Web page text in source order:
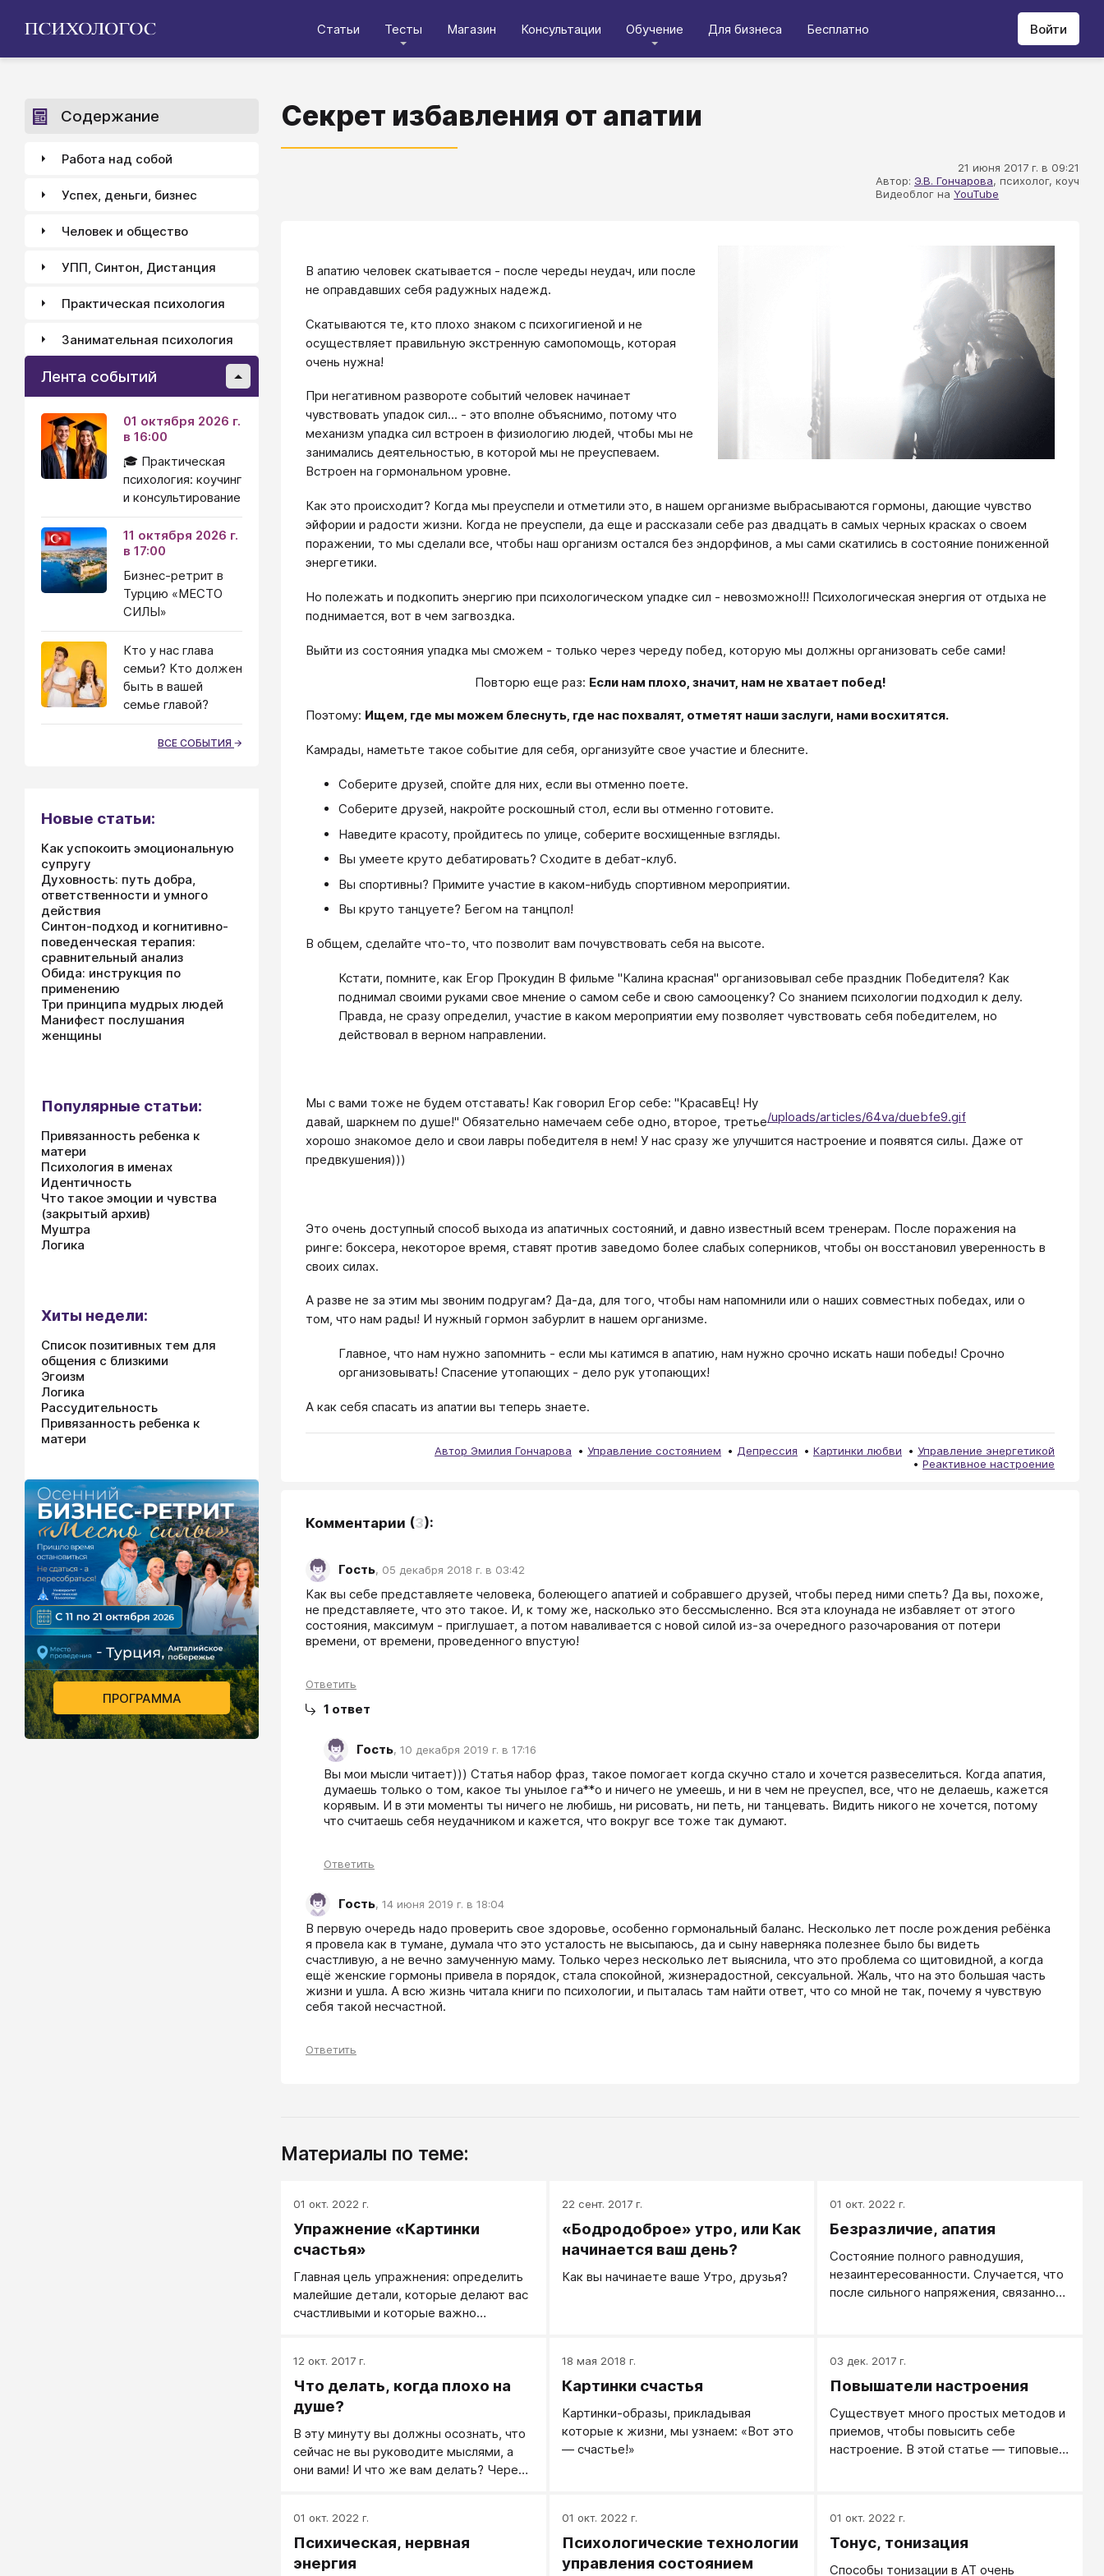
Статьи Тесты Магазин Консультации Обучение Для бизнеса Бесплатно Войти
Секрет избавления от апатии
21 июня 2017 г. в 09:21
Автор: Э.В. Гончарова, психолог, коуч
Видеоблог на YouTube
В апатию человек скатывается - после череды неудач, или после
не оправдавших себя радужных надежд.
Скатываются те, кто плохо знаком с психогигиеной и не
осуществляет правильную экстренную самопомощь, которая
очень нужна!
При негативном развороте событий человек начинает
чувствовать упадок сил... - это вполне объяснимо, потому что
механизм упадка сил встроен в физиологию людей, чтобы мы не
занимались деятельностью, в которой мы не преуспеваем.
Встроен на гормональном уровне.
Как это происходит? Когда мы преуспели и отметили это, в нашем организме выбрасываются гормоны, дающие чувство
эйфории и радости жизни. Когда не преуспели, да еще и рассказали себе раз двадцать в самых черных красках о своем
поражении, то мы сделали все, чтобы наш организм остался без эндорфинов, а мы сами скатились в состояние пониженной
энергетики.
Но полежать и подкопить энергию при психологическом упадке сил - невозможно!!! Психологическая энергия от отдыха не
поднимается, вот в чем загвоздка.
Выйти из состояния упадка мы сможем - только через череду побед, которую мы должны организовать себе сами!
Повторю еще раз: Если нам плохо, значит, нам не хватает побед!
Поэтому: Ищем, где мы можем блеснуть, где нас похвалят, отметят наши заслуги, нами восхитятся.
Камрады, наметьте такое событие для себя, организуйте свое участие и блесните.
Соберите друзей, спойте для них, если вы отменно поете.
Соберите друзей, накройте роскошный стол, если вы отменно готовите.
Наведите красоту, пройдитесь по улице, соберите восхищенные взгляды.
Вы умеете круто дебатировать? Сходите в дебат-клуб.
Вы спортивны? Примите участие в каком-нибудь спортивном мероприятии.
Вы круто танцуете? Бегом на танцпол!
В общем, сделайте что-то, что позволит вам почувствовать себя на высоте.
Кстати, помните, как Егор Прокудин В фильме "Калина красная" организовывал себе праздник Победителя? Как
поднимал своими руками свое мнение о самом себе и свою самооценку? Со знанием психологии подходил к делу.
Правда, не сразу определил, участие в каком мероприятии ему позволяет чувствовать себя победителем, но
действовал в верном направлении.
/uploads/articles/64va/duebfe9.gif
Мы с вами тоже не будем отставать! Как говорил Егор себе: "КрасавЕц! Ну
давай, шаркнем по душе!" Обязательно намечаем себе одно, второе, третье
хорошо знакомое дело и свои лавры победителя в нем! У нас сразу же улучшится настроение и появятся силы. Даже от
предвкушения)))
Это очень доступный способ выхода из апатичных состояний, и давно известный всем тренерам. После поражения на
ринге: боксера, некоторое время, ставят против заведомо более слабых соперников, чтобы он восстановил уверенность в
своих силах.
А разве не за этим мы звоним подругам? Да-да, для того, чтобы нам напомнили или о наших совместных победах, или о
том, что нам рады! И нужный гормон забурлит в нашем организме.
Главное, что нам нужно запомнить - если мы катимся в апатию, нам нужно срочно искать наши победы! Срочно
организовывать! Спасение утопающих - дело рук утопающих!
А как себя спасать из апатии вы теперь знаете.
Автор Эмилия Гончарова Управление состоянием Депрессия Картинки любви
Управление энергетикой
Реактивное настроение
Комментарии (3):
Гость, 05 декабря 2018 г. в 03:42
Как вы себе представляете человека, болеющего апатией и собравшего друзей, чтобы перед ними спеть? Да вы, похоже,
не представляете, что это такое. И, к тому же, насколько это бессмысленно. Вся эта клоунада не избавляет от этого
состояния, максимум - приглушает, а потом наваливается с новой силой из-за очередного разочарования от потери
времени, от времени, проведенного впустую!
Ответить
1 ответ
Гость, 10 декабря 2019 г. в 17:16
Вы мои мысли читает))) Статья набор фраз, такое помогает когда скучно стало и хочется развеселиться. Когда апатия,
думаешь только о том, какое ты унылое га**о и ничего не умеешь, и ни в чем не преуспел, все, что не делаешь, кажется
корявым. И в эти моменты ты ничего не любишь, ни рисовать, ни петь, ни танцевать. Видить никого не хочется, потому
что считаешь себя неудачником и кажется, что вокруг все тоже так думают.
Ответить
Гость, 14 июня 2019 г. в 18:04
В первую очередь надо проверить свое здоровье, особенно гормональный баланс. Несколько лет после рождения ребёнка
я провела как в тумане, думала что это усталость не высыпаюсь, да и сыну наверняка полезнее было бы видеть
счастливую, а не вечно замученную маму. Только через несколько лет выяснила, что это проблема со щитовидной, а когда
ещё женские гормоны привела в порядок, стала спокойной, жизнерадостной, сексуальной. Жаль, что на это большая часть
жизни и ушла. А всю жизнь читала книги по психологии, и пыталась там найти ответ, что со мной не так, почему я чувствую
себя такой несчастной.
Ответить
Материалы по теме:
01 окт. 2022 г.
Упражнение «Картинки
счастья»
Главная цель упражнения: определить
малейшие детали, которые делают вас
счастливыми и которые важно
22 сент. 2017 г.
«Бодродоброе» утро, или Как
начинается ваш день?
Как вы начинаете ваше Утро, друзья?
01 окт. 2022 г.
Безразличие, апатия
Состояние полного равнодушия,
незаинтересованности. Случается, что
после сильного напряжения, связанного
12 окт. 2017 г.
Что делать, когда плохо на
душе?
В эту минуту вы должны осознать, что
сейчас не вы руководите мыслями, а
они вами! И что же вам делать? Через
его чистить от «дурной химии крови»,
переключив свое внимание с мыслей-
убийц на простые физические
18 мая 2018 г.
Картинки счастья
Картинки-образы, прикладывая
которые к жизни, мы узнаем: «Вот это
— счастье!»
03 дек. 2017 г.
Повышатели настроения
Существует много простых методов и
приемов, чтобы повысить себе
настроение. В этой статье — типовые
01 окт. 2022 г.
Психическая, нервная
энергия
01 окт. 2022 г.
Психологические технологии
управления состоянием
01 окт. 2022 г.
Тонус, тонизация
Способы тонизации в АТ очень
Содержание
Работа над собой
Успех, деньги, бизнес
Человек и общество
УПП, Синтон, Дистанция
Практическая психология
Занимательная психология
Лента событий
01 октября 2026 г.
в 16:00
🎓 Практическая
психология: коучинг
и консультирование
11 октября 2026 г.
в 17:00
Бизнес-ретрит в
Турцию «МЕСТО
СИЛЫ»
Кто у нас глава
семьи? Кто должен
быть в вашей
семье главой?
ВСЕ СОБЫТИЯ
Новые статьи:
Как успокоить эмоциональную
супругу
Духовность: путь добра,
ответственности и умного
действия
Синтон-подход и когнитивно-
поведенческая терапия:
сравнительный анализ
Обида: инструкция по
применению
Три принципа мудрых людей
Манифест послушания
женщины
Популярные статьи:
Привязанность ребенка к
матери
Психология в именах
Идентичность
Что такое эмоции и чувства
(закрытый архив)
Муштра
Логика
Хиты недели:
Список позитивных тем для
общения с близкими
Эгоизм
Логика
Рассудительность
Привязанность ребенка к
матери
ПРОГРАММА